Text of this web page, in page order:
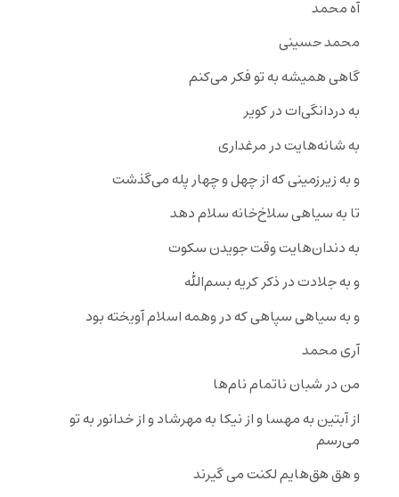
آه محمد
محمد حسینی
گاهی همیشه به تو فکر می‌کنم
به دردانگی‌ات در کویر
به شانه‌هایت در مرغداری
و به زیرزمینی که از چهل و چهار پله می‌گذشت
تا به سیاهی سلاخ‌خانه سلام دهد
به دندان‌هایت وقت جویدن سکوت
و به جلادت در ذکر کریه بسم‌الله
و به سیاهی سپاهی که در وهمه اسلام آویخته بود
آری محمد
من در شبان ناتمام نام‌ها
از آبتین به مهسا و از نیکا به مهرشاد و از خدانور به تو
می‌رسم
و هق هق‌هایم لکنت می گیرند